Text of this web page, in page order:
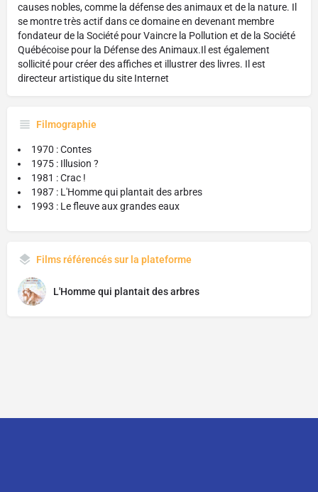
causes nobles, comme la défense des animaux et de la nature. Il
se montre très actif dans ce domaine en devenant membre
fondateur de la Société pour Vaincre la Pollution et de la Société
Québécoise pour la Défense des Animaux.Il est également
sollicité pour créer des affiches et illustrer des livres. Il est
directeur artistique du site Internet
Filmographie
1970 : Contes
1975 : Illusion ?
1981 : Crac !
1987 : L'Homme qui plantait des arbres
1993 : Le fleuve aux grandes eaux
Films référencés sur la plateforme
L'Homme qui plantait des arbres